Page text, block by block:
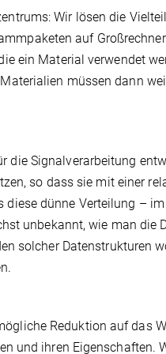
Wir lösen die
auf
ein Material verwendet
müssen dann
die Signalverarbeitung
so dass sie mit einer
diese dünne Verteilung –
unbekannt, wie man die
solcher Datenstrukturen
Reduktion auf das
und ihren Eigenschaften.